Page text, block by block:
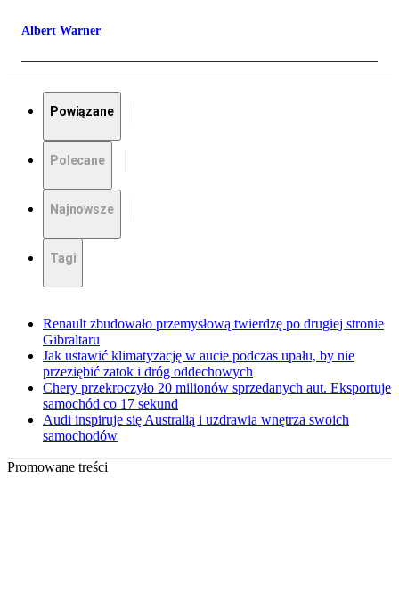
Albert Warner
Powiązane
Polecane
Najnowsze
Tagi
Renault zbudowało przemysłową twierdzę po drugiej stronie
Gibraltaru
Jak ustawić klimatyzację w aucie podczas upału, by nie
przeziębić zatok i dróg oddechowych
Chery przekroczyło 20 milionów sprzedanych aut. Eksportuje
samochód co 17 sekund
Audi inspiruje się Australią i uzdrawia wnętrza swoich
samochodów
Promowane treści